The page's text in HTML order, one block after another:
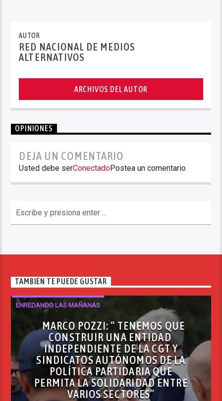
AUTOR
RED NACIONAL DE MEDIOS
ALTERNATIVOS
ARCHIVOS DEL AUTOR
OPINIONES
DEJA UN COMENTARIO
Usted debe serConectadoPostea un comentario
TAMBIÉN TE PUEDE GUSTAR
ENREDANDO LAS MAÑANAS
MARCO POZZI: “ TENEMOS QUE
CONSTRUIR UNA ENTIDAD
INDEPENDIENTE DE LA CGT Y
SINDICATOS AUTÓNOMOS DE LA
POLÍTICA PARTIDARIA QUE
PERMITA LA SOLIDARIDAD ENTRE
VARIOS SECTORES”